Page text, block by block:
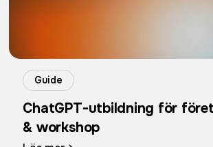
Guide
ChatGPT-utbildning för
& workshop